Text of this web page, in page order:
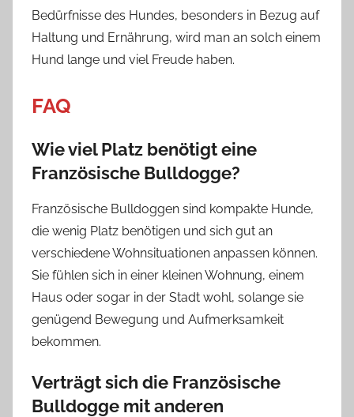
Bedürfnisse des Hundes, besonders in Bezug auf
Haltung und Ernährung, wird man an solch einem
Hund lange und viel Freude haben.
FAQ
Wie viel Platz benötigt eine
Französische Bulldogge?
Französische Bulldoggen sind kompakte Hunde,
die wenig Platz benötigen und sich gut an
verschiedene Wohnsituationen anpassen können.
Sie fühlen sich in einer kleinen Wohnung, einem
Haus oder sogar in der Stadt wohl, solange sie
genügend Bewegung und Aufmerksamkeit
bekommen.
Verträgt sich die Französische
Bulldogge mit anderen